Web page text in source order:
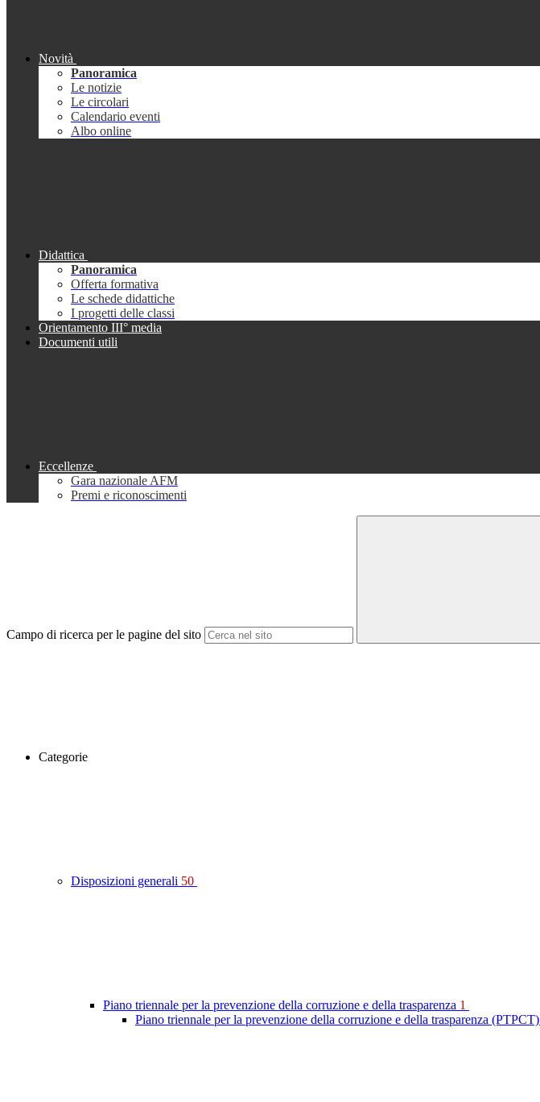
Novità
Panoramica
Le notizie
Le circolari
Calendario eventi
Albo online
Didattica
Panoramica
Offerta formativa
Le schede didattiche
I progetti delle classi
Orientamento III° media
Documenti utili
Eccellenze
Gara nazionale AFM
Premi e riconoscimenti
Campo di ricerca per le pagine del sito
Categorie
Disposizioni generali 50
Piano triennale per la prevenzione della corruzione e della trasparenza 1
Piano triennale per la prevenzione della corruzione e della trasparenza (PTPCT)